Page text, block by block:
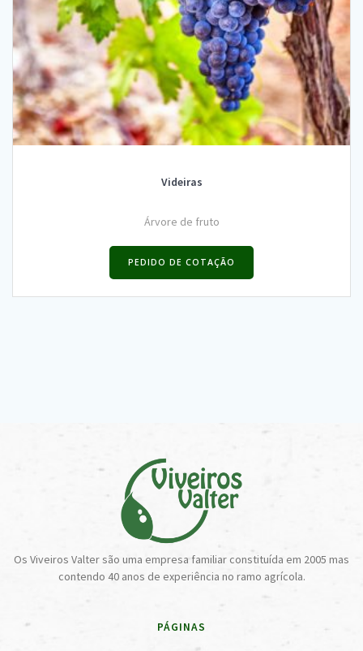
Videiras
Árvore de fruto
PEDIDO DE COTAÇÃO
Os Viveiros Valter são uma empresa familiar constituída em 2005 mas
contendo 40 anos de experiência no ramo agrícola.
PÁGINAS